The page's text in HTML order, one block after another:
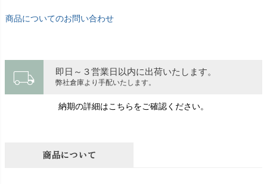
商品についてのお問い合わせ
local_shipping 即日～３営業日以内に出荷いたします。
弊社倉庫より手配いたします。
納期の詳細はこちらをご確認ください。
商品について